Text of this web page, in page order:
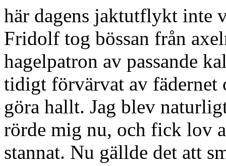
här dagens jaktutflykt inte
Fridolf tog bössan från
hagelpatron av passande
tidigt förvärvat av fädernet
göra hallt. Jag blev
rörde mig nu, och fick lov
stannat. Nu gällde det att